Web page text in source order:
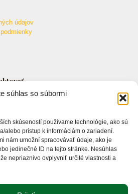
súhlas so súbormi
skúseností používame technológie, ako sú
alebo prístup k informáciám o zariadení.
nám umožní spracovávať údaje, ako je
jedinečné ID na tejto stránke. Nesúhlas
nepriaznivo ovplyvniť určité vlastnosti a
údajov